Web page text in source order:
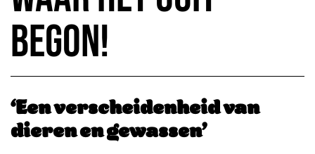
begon!
‘Een verscheidenheid van
dieren en gewassen’